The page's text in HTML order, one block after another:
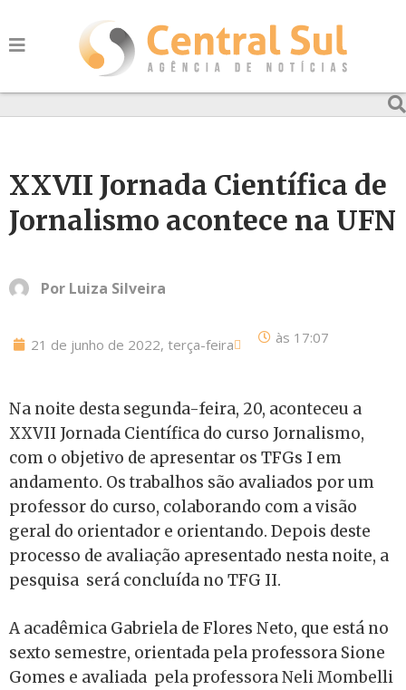
XXVII Jornada Científica de
Jornalismo acontece na UFN
Por Luiza Silveira
21 de junho de 2022, terça-feira às 17:07
Na noite desta segunda-feira, 20, aconteceu a
XXVII Jornada Científica do curso Jornalismo,
com o objetivo de apresentar os TFGs I em
andamento. Os trabalhos são avaliados por um
professor do curso, colaborando com a visão
geral do orientador e orientando. Depois deste
processo de avaliação apresentado nesta noite, a
pesquisa será concluída no TFG II.
A acadêmica Gabriela de Flores Neto, que está no
sexto semestre, orientada pela professora Sione
Gomes e avaliada pela professora Neli Mombelli